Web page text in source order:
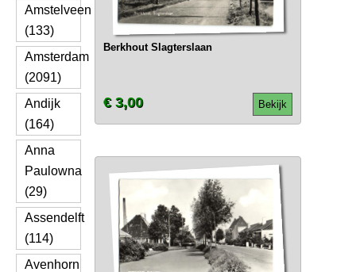
Amstelveen
(133)
Amsterdam
(2091)
Andijk
(164)
Anna
Paulowna
(29)
Assendelft
(114)
Avenhorn
Berkhout Slagterslaan
Bekijk
€ 3,00